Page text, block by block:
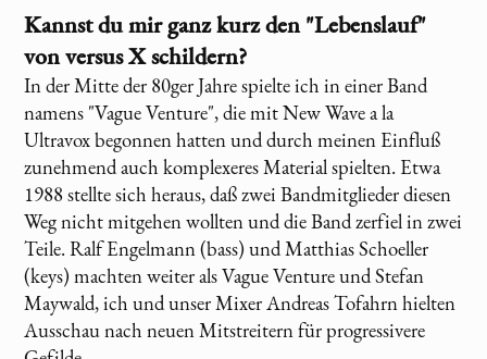
Kannst du mir ganz kurz den "Lebenslauf"
vonversus Xschildern?
In der Mitte der 80ger Jahre spielte ich in einer Band
namens "Vague Venture", die mit New Wave a la
Ultravox begonnen hatten und durch meinen Einfluß
zunehmend auch komplexeres Material spielten. Etwa
1988 stellte sich heraus, daß zwei Bandmitglieder diesen
Weg nicht mitgehen wollten und die Band zerfiel in zwei
Teile. Ralf Engelmann (bass) und Matthias Schoeller
(keys) machten weiter als Vague Venture und Stefan
Maywald, ich und unser Mixer Andreas Tofahrn hielten
Ausschau nach neuen Mitstreitern für progressivere